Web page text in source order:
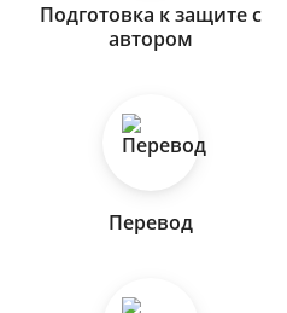
Подготовка к защите с
автором
Перевод